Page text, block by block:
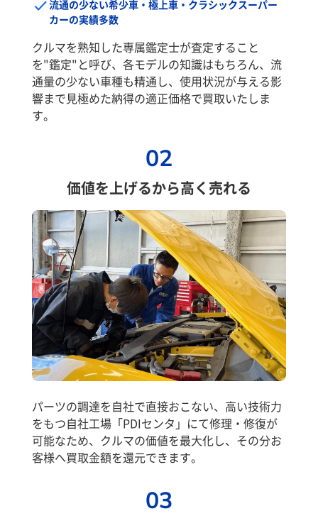
流通の少ない希少車・極上車・クラシックスーパー
カーの実績多数
クルマを熟知した専属鑑定士が査定すること
を"鑑定"と呼び、各モデルの知識はもちろん、流
通量の少ない車種も精通し、使用状況が与える影
響まで見極めた納得の適正価格で買取いたしま
す。
02
価値を上げるから高く売れる
パーツの調達を自社で直接おこない、高い技術力
をもつ自社工場「PDIセンタ」にて修理・修復が
可能なため、クルマの価値を最大化し、その分お
客様へ買取金額を還元できます。
03